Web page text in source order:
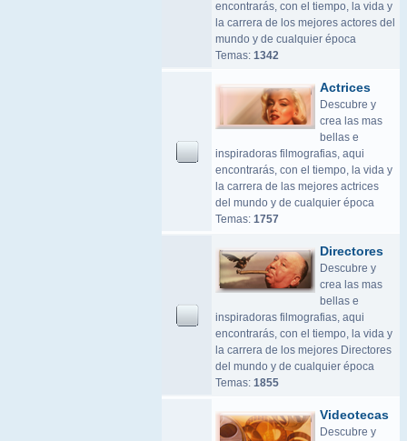
encontrarás, con el tiempo, la vida y
la carrera de los mejores actores del
mundo y de cualquier época
Temas: 1342
Actrices
Descubre y
crea las mas
bellas e
inspiradoras filmografias, aqui
encontrarás, con el tiempo, la vida y
la carrera de las mejores actrices
del mundo y de cualquier época
Temas: 1757
Directores
Descubre y
crea las mas
bellas e
inspiradoras filmografias, aqui
encontrarás, con el tiempo, la vida y
la carrera de los mejores Directores
del mundo y de cualquier época
Temas: 1855
Videotecas
Descubre y